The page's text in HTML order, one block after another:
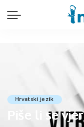
Hrvatski jezik
Piše li se